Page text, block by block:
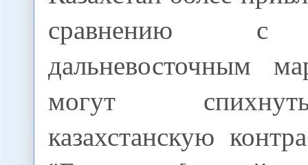
сравнению с
дальневосточным
могут
казахстанскую